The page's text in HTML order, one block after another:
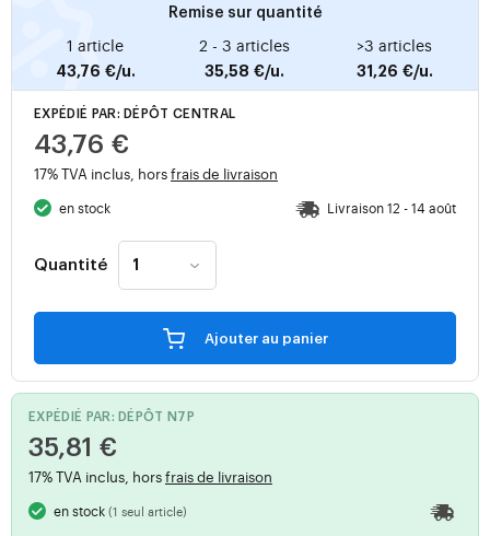
Remise sur quantité
1 article
43,76 €/u.
2 - 3 articles
35,58 €/u.
>3 articles
31,26 €/u.
EXPÉDIÉ PAR: DÉPÔT CENTRAL
43,76 €
17% TVA inclus, horsfrais de livraison
en stock Livraison 12 - 14 août
Quantité
Ajouter au panier
EXPÉDIÉ PAR: DÉPÔT N7P
35,81 €
17% TVA inclus, horsfrais de livraison
en stock(1 seul article)